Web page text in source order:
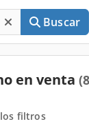
Buscar
en venta
filtros